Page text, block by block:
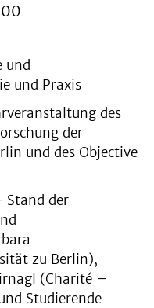
und
und Praxis
des
der
und des Objective
Stand der
zu Berlin),
(Charité –
Studierende